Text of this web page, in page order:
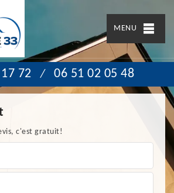
MENU
72 / 06 51 02 05 48
c'est gratuit!